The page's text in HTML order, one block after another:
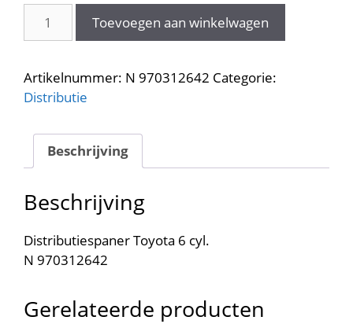
Toyota
cyl.
N
aantal
Toevoegen aan winkelwagen
Artikelnummer: N 970312642 Categorie:
Distributie
Beschrijving
Beschrijving
Distributiespaner Toyota 6 cyl.
N 970312642
Gerelateerde producten